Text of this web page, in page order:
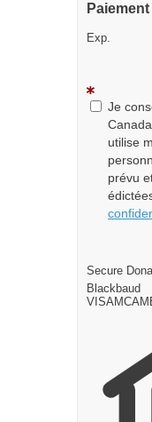
Paiement
Exp.
Je
utilise
prévu
Secure
Blackbaud
VISA MC